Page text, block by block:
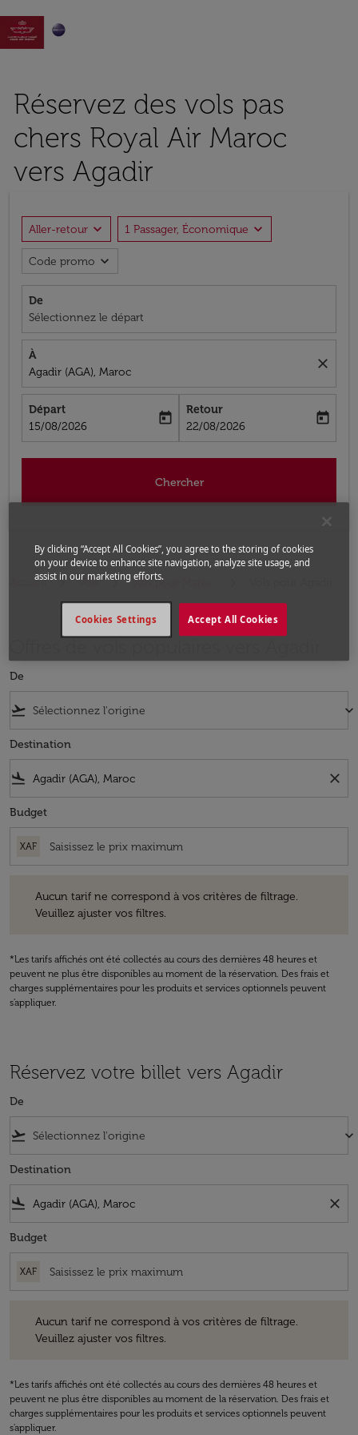

Réservez des vols pas
chers Royal Air Maroc
vers Agadir
Aller-retour expand_more 1 Passager, Économique expand_more
Code promo expand_more
De
Sélectionnez le départ
À
Agadir (AGA), Maroc
close
Départ
fc-booking-departure-date-aria-label
15/08/2026
today
Retour
fc-booking-return-date-aria-label
22/08/2026
today
Chercher
Accueil Vols Vols pour Maroc
De
flight_takeoff keyboard_arrow_down
Destination
flight_land close
Budget
XAF
Aucun tarif ne correspond à vos critères de filtrage.
Veuillez ajuster vos filtres.
*Les tarifs affichés ont été collectés au cours des dernières 48 heures et
peuvent ne plus être disponibles au moment de la réservation. Des frais et
charges supplémentaires pour les produits et services optionnels peuvent
s'appliquer.
Réservez votre billet vers Agadir
De
flight_takeoff keyboard_arrow_down
Destination
flight_land close
Budget
XAF
Aucun tarif ne correspond à vos critères de filtrage.
Veuillez ajuster vos filtres.
*Les tarifs affichés ont été collectés au cours des dernières 48 heures et
peuvent ne plus être disponibles au moment de la réservation. Des frais et
charges supplémentaires pour les produits et services optionnels peuvent
s'appliquer.
By clicking “Accept All Cookies”, you agree to the storing of cookies
on your device to enhance site navigation, analyze site usage, and
assist in our marketing efforts.
Accept All Cookies
Cookies Settings